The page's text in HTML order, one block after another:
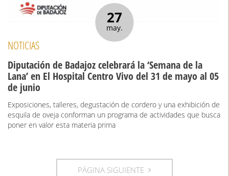
27
may.
NOTICIAS
Diputación de Badajoz celebrará la ‘Semana de la
Lana’ en El Hospital Centro Vivo del 31 de mayo al 05
de junio
Exposiciones, talleres, degustación de cordero y una exhibición de
esquila de oveja conforman un programa de actividades que busca
poner en valor esta materia prima
PÁGINA SIGUIENTE